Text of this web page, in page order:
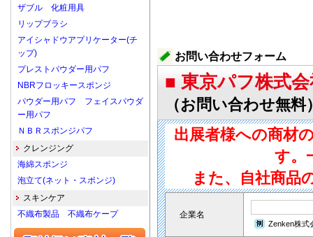
お問い合わせフォーム
■ 東京パフ株式会
（お問い合わせ無料
出展者様への商材
す。
また、自社商品
企業名
Zenken株式
ザブル 化粧用具
リップブラシ
アイシャドウアプリケーター(チ
ップ)
プレストパウダー用パフ
NBRフロッキースポンジ
パウダー用パフ フェイスパウダ
ー用パフ
ＮＢＲスポンジパフ
クレンジング
海綿スポンジ
泡立て(ネット・スポンジ)
スキンケア
不織布製品 不織布ケープ